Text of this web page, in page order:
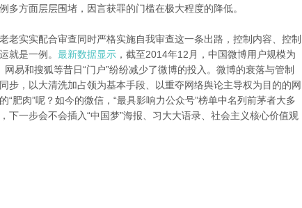
多方面层层围堵，因言获罪的门槛在极大程度的降低。
老实实配合审查同时严格实施自我审查这一条出路，控制内容、控制
就是一例。 最新数据显示 ，截至2014年12月，中国微博用户规模为
易和搜狐等昔日“门户”纷纷减少了微博的投入。微博的衰落与管制
步，以大清洗加占领为基本手段、以重夺网络舆论主导权为目的的网
肥肉”呢？如今的微信，“最具影响力公众号”榜单中名列前茅者大多
下一步会不会插入“中国梦”海报、习大大语录、社会主义核心价值观